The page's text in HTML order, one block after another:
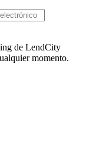
de LendCity
momento.